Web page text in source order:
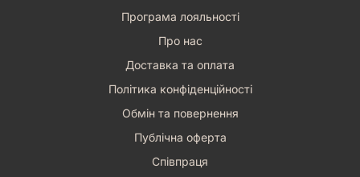
Програма лояльності
Про нас
Доставка та оплата
Політика конфіденційності
Обмін та повернення
Публічна оферта
Співпраця